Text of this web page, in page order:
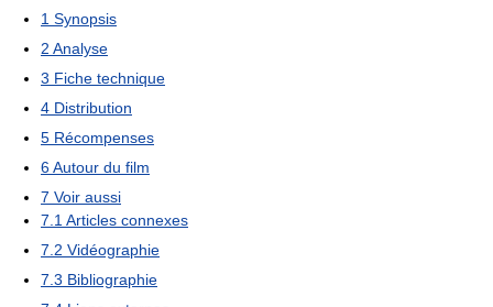
1 Synopsis
2 Analyse
3 Fiche technique
4 Distribution
5 Récompenses
6Autour du film
7 Voir aussi
7.1 Articles connexes
7.2 Vidéographie
7.3 Bibliographie